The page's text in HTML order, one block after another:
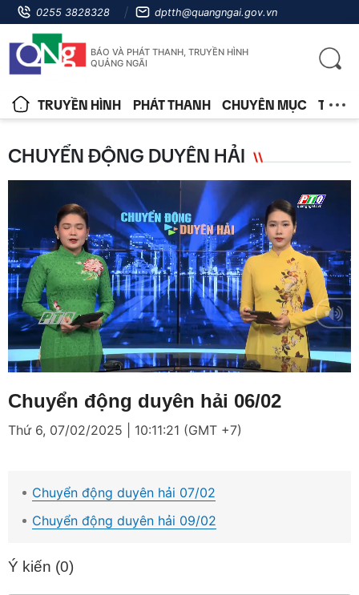
0255 3828328 dptth@quangngai.gov.vn
BÁO VÀ PHÁT THANH, TRUYỀN HÌNH
QUẢNG NGÃI
TRUYỀN HÌNH PHÁT THANH CHUYÊN MỤC TIN
CHUYỂN ĐỘNG DUYÊN HẢI
Mute Loaded:
2.46%
Chuyển động duyên hải 06/02
Thứ 6, 07/02/2025 | 10:11:21 (GMT +7)
Chuyển động duyên hải 07/02
Chuyển động duyên hải 09/02
Ý kiến (0)